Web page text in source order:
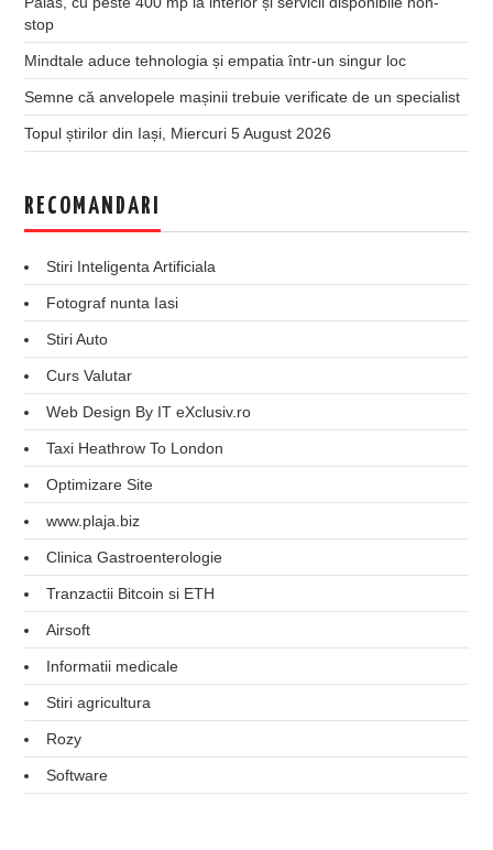
stop
Mindtale aduce tehnologia și empatia într-un singur loc
Semne că anvelopele mașinii trebuie verificate de un specialist
Topul știrilor din Iași, Miercuri 5 August 2026
RECOMANDARI
Stiri Inteligenta Artificiala
Fotograf nunta Iasi
Stiri Auto
Curs Valutar
Web Design By IT eXclusiv.ro
Taxi Heathrow To London
Optimizare Site
www.plaja.biz
Clinica Gastroenterologie
Tranzactii Bitcoin si ETH
Airsoft
Informatii medicale
Stiri agricultura
Rozy
Software